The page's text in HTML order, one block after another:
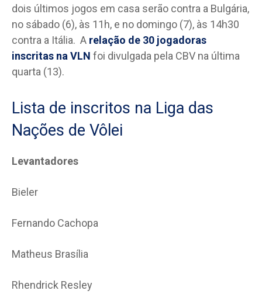
dois últimos jogos em casa serão contra a Bulgária,
no sábado (6), às 11h, e no domingo (7), às 14h30
contra a Itália. A relação de 30 jogadoras
inscritas na VLN foi divulgada pela CBV na última
quarta (13).
Lista de inscritos na Liga das
Nações de Vôlei
Levantadores
Bieler
Fernando Cachopa
Matheus Brasília
Rhendrick Resley